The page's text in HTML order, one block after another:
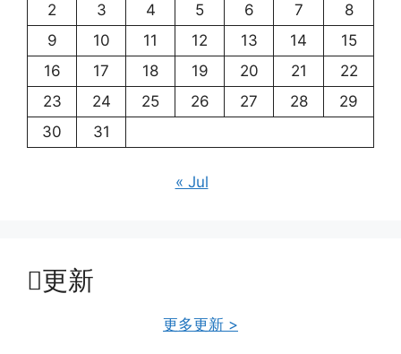
2
3 4 5 6 7
8
9
10 11 12 13 14
15
16
17 18 19 20 21
22
23
24 25 26 27 28
29
30
31
« Jul
更新
更多更新 >